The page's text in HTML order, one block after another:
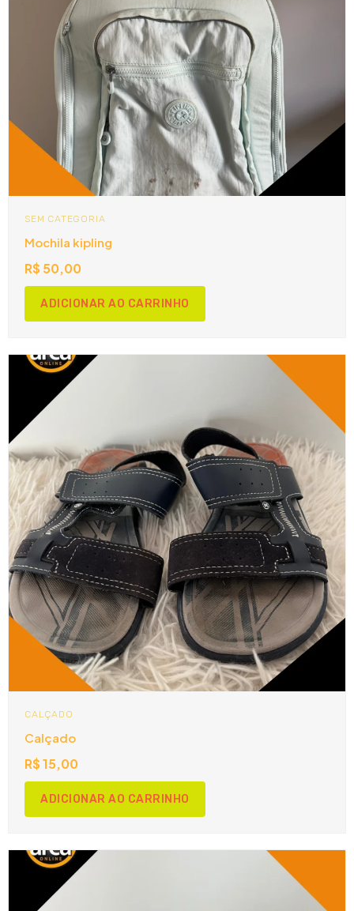
SEM CATEGORIA
Mochila kipling
R$50,00
ADICIONAR AO CARRINHO
CALÇADO
Calçado
R$15,00
ADICIONAR AO CARRINHO